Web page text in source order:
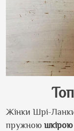
Жінки Шрі-Ланки
пружною шкірою